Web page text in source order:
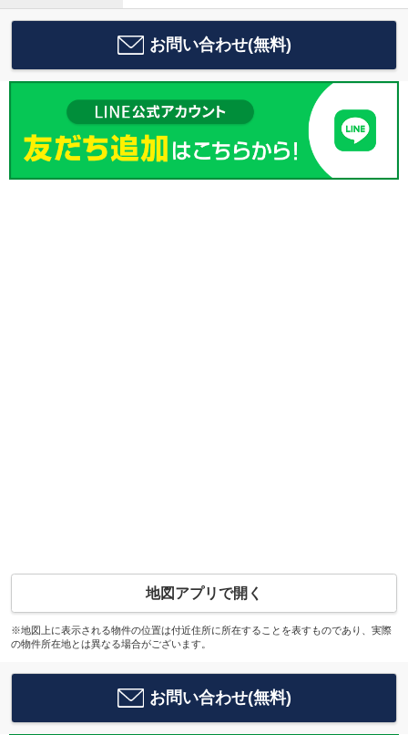
お問い合わせ(無料)
地図アプリで開く
※地図上に表示される物件の位置は付近住所に所在することを表すものであり、実際
の物件所在地とは異なる場合がございます。
お問い合わせ(無料)